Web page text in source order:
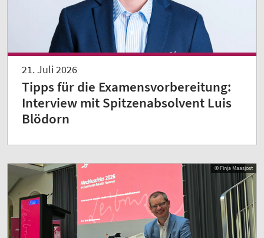
21. Juli 2026
Tipps für die Examensvorbereitung:
Interview mit Spitzenabsolvent Luis
Blödorn
© Finja Maasjost